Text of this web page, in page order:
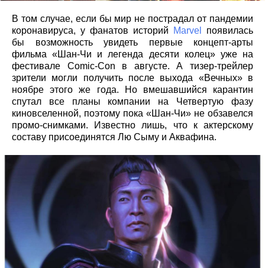
В том случае, если бы мир не пострадал от пандемии
коронавируса, у фанатов историй
Marvel
появилась
бы возможность увидеть первые концепт-арты
фильма «Шан-Чи и легенда десяти колец» уже на
фестивале Comic-Con в августе. А тизер-трейлер
зрители могли получить после выхода «Вечных» в
ноябре этого же года. Но вмешавшийся карантин
спутал все планы компании на Четвертую фазу
киновселенной, поэтому пока «Шан-Чи» не обзавелся
промо-снимками. Известно лишь, что к актерскому
составу присоединятся Лю Сыму и Аквафина.